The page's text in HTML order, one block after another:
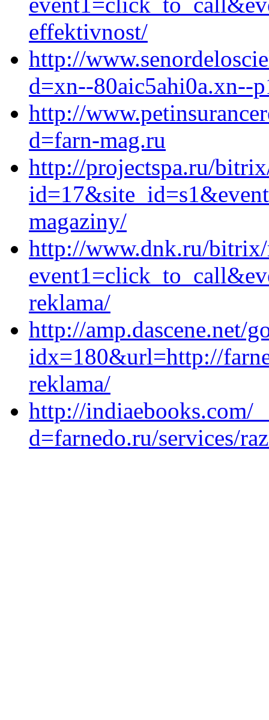
effektivnost/
http://
d=xn--80aic5ahi0a.xn--
http://
d=farn-mag.ru
http://projectspa.ru/
magaziny/
http://www.dnk.ru/bitrix/
reklama/
http://amp.dascene.net/
idx=180&url=http://
reklama/
http://indiaebooks.com/
d=farnedo.ru/services/